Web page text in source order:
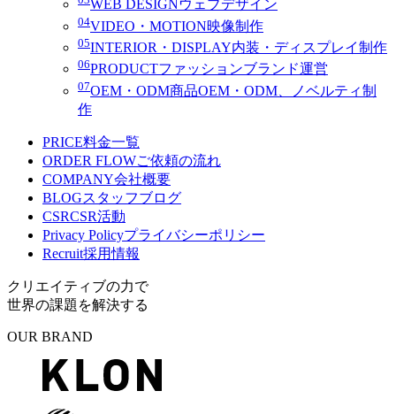
WEB DESIGN ウェブデザイン
04VIDEO・MOTION映像制作
05INTERIOR・DISPLAY内装・ディスプレイ制作
06PRODUCTファッションブランド運営
07OEM・ODM商品OEM・ODM、ノベルティ制
作
PRICE料金一覧
ORDER FLOWご依頼の流れ
COMPANY会社概要
BLOGスタッフブログ
CSRCSR活動
Privacy Policyプライバシーポリシー
Recruit採用情報
クリエイティブの力で
世界の課題を解決する
OUR BRAND